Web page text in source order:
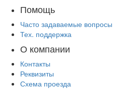
Помощь
Часто задаваемые вопросы
Тех. поддержка
О компании
Контакты
Реквизиты
Схема проезда